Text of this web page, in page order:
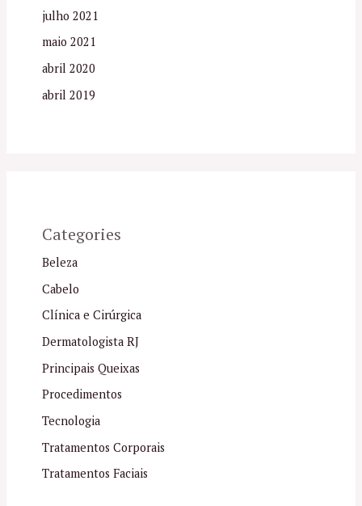
julho 2021
maio 2021
abril 2020
abril 2019
Categories
Beleza
Cabelo
Clínica e Cirúrgica
Dermatologista RJ
Principais Queixas
Procedimentos
Tecnologia
Tratamentos Corporais
Tratamentos Faciais